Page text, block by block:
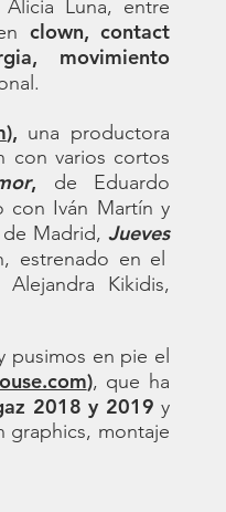
Luna, entre
clown, contact
movimiento
), una productora
con varios cortos
, de Eduardo
con Iván Martín y
Madrid, Jueves
estrenado en el
Kikidis,
pusimos en pie el
), que ha
2018 y 2019 y
graphics, montaje